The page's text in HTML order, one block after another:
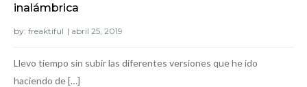
inalámbrica
by: freaktiful
Llevo tiempo sin subir las diferentes versiones que he ido
haciendo de […]